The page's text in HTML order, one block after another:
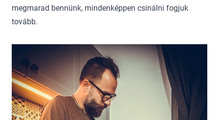
megmarad bennünk, mindenképpen csinálni fogjuk
tovább.